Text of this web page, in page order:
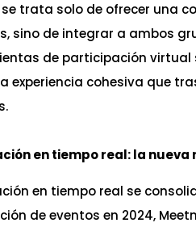
trata solo de ofrecer una
sino de integrar a ambos
de participación virtual
experiencia cohesiva que
en tiempo real: la nueva
en tiempo real se
de eventos en 2024,